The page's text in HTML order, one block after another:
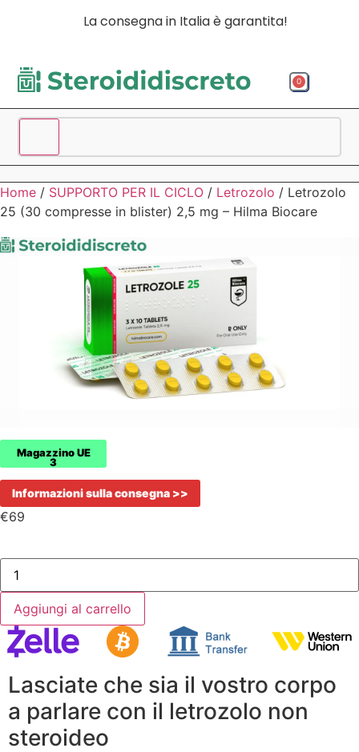
La consegna in Italia è garantita!
0
Home / SUPPORTO PER IL CICLO / Letrozolo / Letrozolo
25 (30 compresse in blister) 2,5 mg – Hilma Biocare
Magazzino UE
3
Informazioni sulla consegna >>
€69
Aggiungi al carrello
Lasciate che sia il vostro corpo
a parlare con il letrozolo non
steroideo